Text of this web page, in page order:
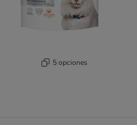
5 opciones